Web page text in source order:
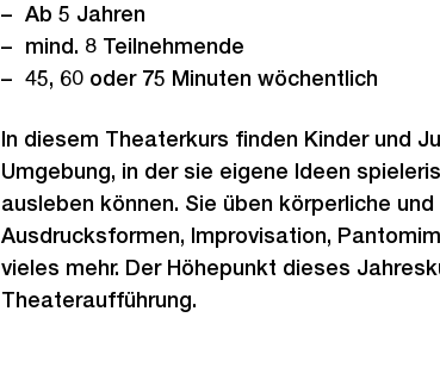
Ab 5 Jahren
mind. 8 Teilnehmende
45, 60 oder 75 Minuten wöchentlich
In diesem Theaterkurs finden Kinder und
Umgebung, in der sie eigene Ideen
ausleben können. Sie üben körperliche
Ausdrucksformen, Improvisation,
vieles mehr. Der Höhepunkt dieses
Theateraufführung.